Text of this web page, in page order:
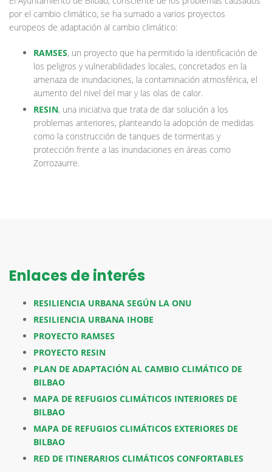
por el cambio climático, se ha sumado a varios proyectos
europeos de adaptación al cambio climático:
RAMSES, un proyecto que ha permitido la identificación de
los peligros y vulnerabilidades locales, concretados en la
amenaza de inundaciones, la contaminación atmosférica, el
aumento del nivel del mar y las olas de calor.
RESIN, una iniciativa que trata de dar solución a los
problemas anteriores, planteando la adopción de medidas
como la construcción de tanques de tormentas y
protección frente a las inundaciones en áreas como
Zorrozaurre.
Enlaces de interés
RESILIENCIA URBANA SEGÚN LA ONU
RESILIENCIA URBANA IHOBE
PROYECTO RAMSES
PROYECTO RESIN
PLAN DE ADAPTACIÓN AL CAMBIO CLIMÁTICO DE
BILBAO
MAPA DE REFUGIOS CLIMÁTICOS INTERIORES DE
BILBAO
MAPA DE REFUGIOS CLIMÁTICOS EXTERIORES DE
BILBAO
RED DE ITINERARIOS CLIMÁTICOS CONFORTABLES